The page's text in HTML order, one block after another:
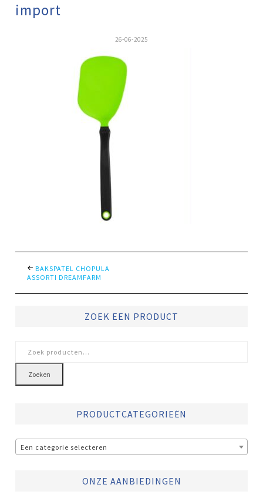
import
26-06-2025
BAKSPATEL CHOPULA
ASSORTI DREAMFARM
ZOEK EEN PRODUCT
naar:
Zoeken
PRODUCTCATEGORIEËN
Een categorie selecteren
ONZE AANBIEDINGEN